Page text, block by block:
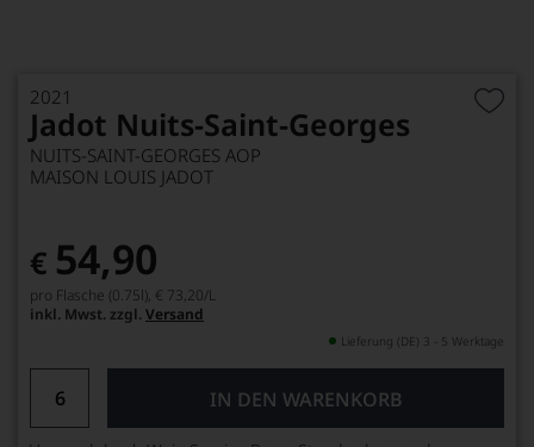
2021
Jadot Nuits-Saint-Georges
NUITS-SAINT-GEORGES AOP
MAISON LOUIS JADOT
€ 54,90
pro Flasche (0.75l), € 73,20/L
inkl. Mwst. zzgl. Versand
Lieferung (DE) 3 - 5 Werktage
IN DEN WARENKORB